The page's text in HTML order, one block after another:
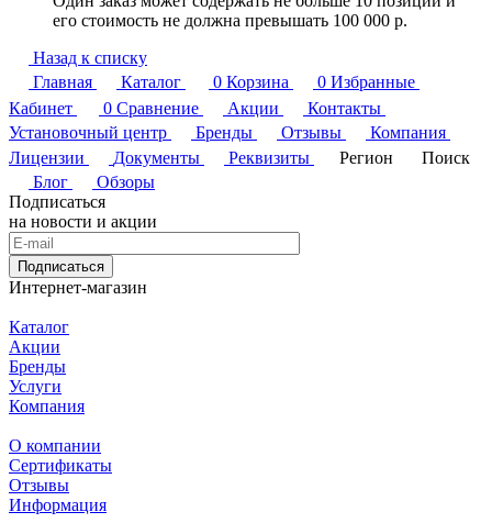
его стоимость не должна превышать 100 000 р.
Назад к списку
Главная
Каталог 0 Корзина 0 Избранные
Кабинет
0 Сравнение Акции
Контакты
Установочный центр
Бренды Отзывы
Компания
Лицензии
Документы Реквизиты Регион
Поиск
Блог
Обзоры
Подписаться
на новости и акции
Подписаться
Интернет-магазин
Каталог
Акции
Бренды
Услуги
Компания
О компании
Сертификаты
Отзывы
Информация